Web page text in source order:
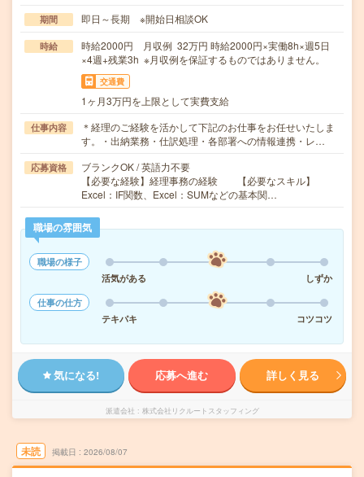
期間 即日～長期 ※開始日相談OK
時給
時給2000円 月収例 32万円 時給2000円×実働8h×週5日
×4週+残業3h ※月収例を保証するものではありません。
交通費
1ヶ月3万円を上限として実費支給
仕事内容
＊経理のご経験を活かして下記のお仕事をお任せいたしま
す。・出納業務・仕訳処理・各部署への情報連携・レ…
応募資格
ブランクOK / 英語力不要
【必要な経験】経理事務の経験 【必要なスキル】
Excel：IF関数、Excel：SUMなどの基本関…
職場の雰囲気
職場の様子
活気がある
しずか
仕事の仕方
テキパキ
コツコツ
気になる! 応募へ進む 詳しく見る
派遣会社 株式会社リクルートスタッフィング
未読 掲載日 2026/08/07